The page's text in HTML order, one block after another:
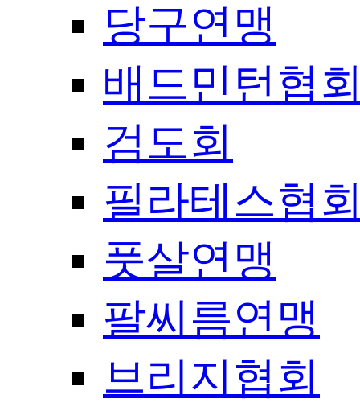
당구연맹
배드민턴협
검도회
필라테스협
풋살연맹
팔씨름연맹
브리지협회